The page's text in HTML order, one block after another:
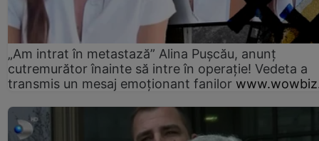
„Am intrat în metastază” Alina Pușcău, anunț
cutremurător înainte să intre în operație! Vedeta a
transmis un mesaj emoționant fanilor